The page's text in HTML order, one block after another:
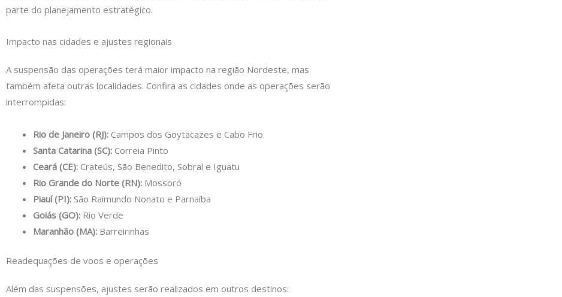
parte do planejamento estratégico.
Impacto nas cidades e ajustes regionais
A suspensão das operações terá maior impacto na região Nordeste, mas
também afeta outras localidades. Confira as cidades onde as operações serão
interrompidas:
Rio de Janeiro (RJ): Campos dos Goytacazes e Cabo Frio
Santa Catarina (SC): Correia Pinto
Ceará (CE): Crateús, São Benedito, Sobral e Iguatu
Rio Grande do Norte (RN): Mossoró
Piauí (PI): São Raimundo Nonato e Parnaíba
Goiás (GO): Rio Verde
Maranhão (MA): Barreirinhas
Readequações de voos e operações
Além das suspensões, ajustes serão realizados em outros destinos: